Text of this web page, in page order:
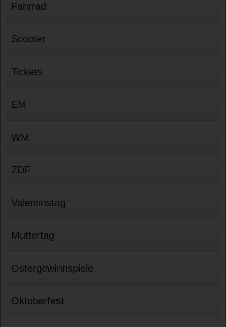
Fahrrad
Scooter
Tickets
EM
WM
ZDF
Valentinstag
Muttertag
Ostergewinnspiele
Oktoberfest